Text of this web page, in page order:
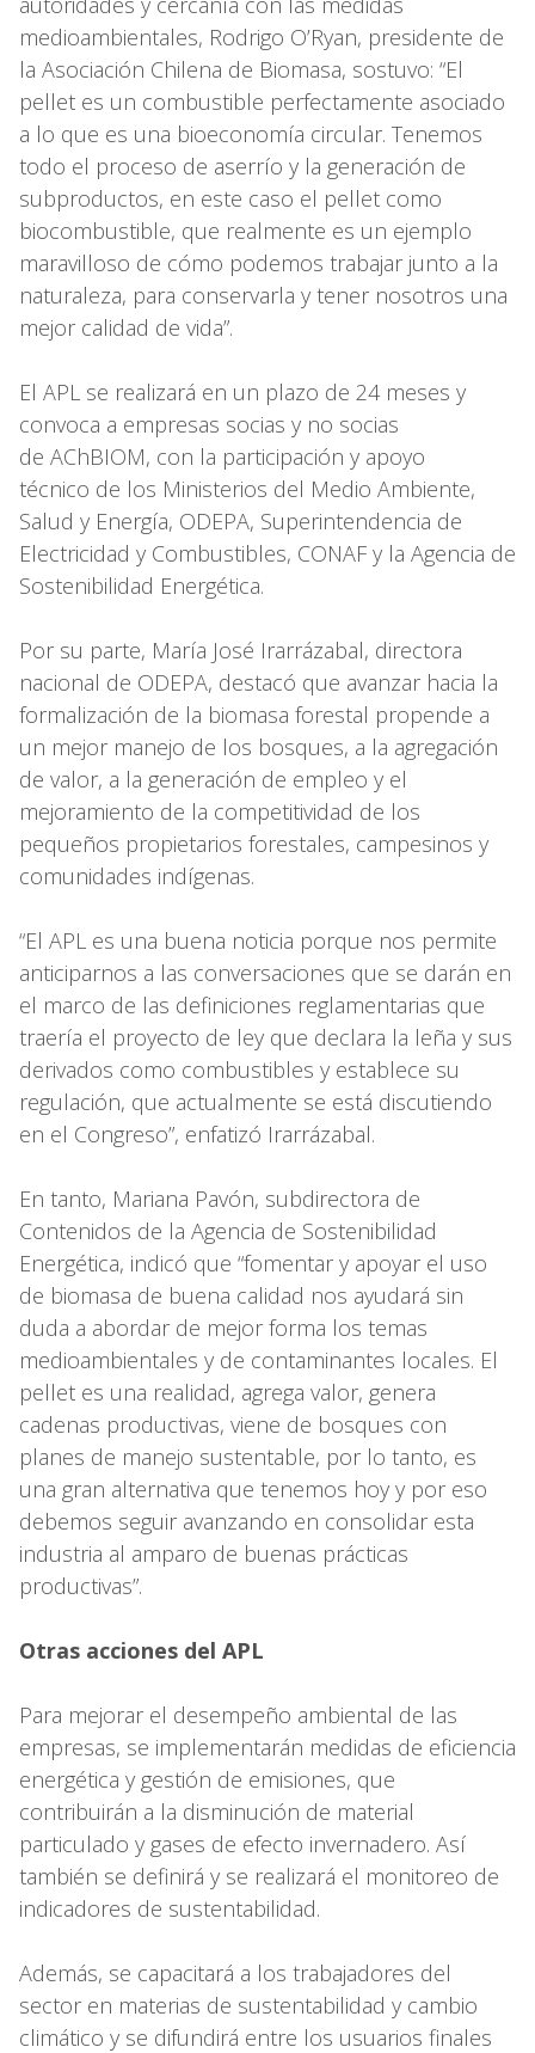
medioambientales, Rodrigo O’Ryan, presidente de
la Asociación Chilena de Biomasa, sostuvo: “El
pellet es un combustible perfectamente asociado
a lo que es una bioeconomía circular. Tenemos
todo el proceso de aserrío y la generación de
subproductos, en este caso el pellet como
biocombustible, que realmente es un ejemplo
maravilloso de cómo podemos trabajar junto a la
naturaleza, para conservarla y tener nosotros una
mejor calidad de vida”.
El APL se realizará en un plazo de 24 meses y
convoca a empresas socias y no socias
de AChBIOM, con la participación y apoyo
técnico de los Ministerios del Medio Ambiente,
Salud y Energía, ODEPA, Superintendencia de
Electricidad y Combustibles, CONAF y la Agencia de
Sostenibilidad Energética.
Por su parte, María José Irarrázabal, directora
nacional de ODEPA, destacó que avanzar hacia la
formalización de la biomasa forestal propende a
un mejor manejo de los bosques, a la agregación
de valor, a la generación de empleo y el
mejoramiento de la competitividad de los
pequeños propietarios forestales, campesinos y
comunidades indígenas.
“El APL es una buena noticia porque nos permite
anticiparnos a las conversaciones que se darán en
el marco de las definiciones reglamentarias que
traería el proyecto de ley que declara la leña y sus
derivados como combustibles y establece su
regulación, que actualmente se está discutiendo
en el Congreso”, enfatizó Irarrázabal.
En tanto, Mariana Pavón, subdirectora de
Contenidos de la Agencia de Sostenibilidad
Energética, indicó que “fomentar y apoyar el uso
de biomasa de buena calidad nos ayudará sin
duda a abordar de mejor forma los temas
medioambientales y de contaminantes locales. El
pellet es una realidad, agrega valor, genera
cadenas productivas, viene de bosques con
planes de manejo sustentable, por lo tanto, es
una gran alternativa que tenemos hoy y por eso
debemos seguir avanzando en consolidar esta
industria al amparo de buenas prácticas
productivas”.
Otras acciones del APL
Para mejorar el desempeño ambiental de las
empresas, se implementarán medidas de eficiencia
energética y gestión de emisiones, que
contribuirán a la disminución de material
particulado y gases de efecto invernadero. Así
también se definirá y se realizará el monitoreo de
indicadores de sustentabilidad.
Además, se capacitará a los trabajadores del
sector en materias de sustentabilidad y cambio
climático y se difundirá entre los usuarios finales